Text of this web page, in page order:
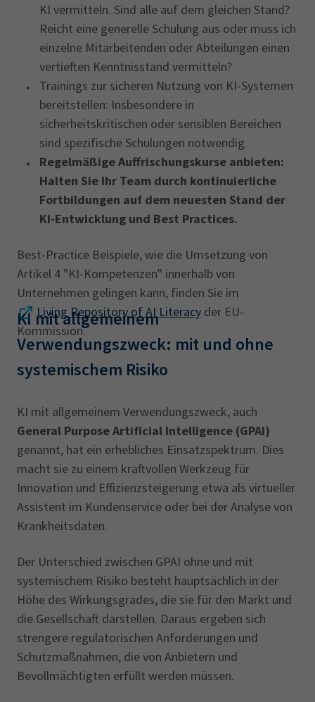
KI vermitteln. Sind alle auf dem gleichen Stand?
Reicht eine generelle Schulung aus oder muss ich
einzelne Mitarbeitenden oder Abteilungen einen
vertieften Kenntnisstand vermitteln?
Trainings zur sicheren Nutzung von KI-Systemen
bereitstellen: Insbesondere in
sicherheitskritischen oder sensiblen Bereichen
sind spezifische Schulungen notwendig.
Regelmäßige Auffrischungskurse anbieten:
Halten Sie Ihr Team durch kontinuierliche
Fortbildungen auf dem neuesten Stand der
KI-Entwicklung und Best Practices.
Best-Practice Beispiele, wie die Umsetzung von
Artikel 4 "KI-Kompetenzen" innerhalb von
Unternehmen gelingen kann, finden Sie im
Living Repository of AI Literacy der EU-
Kommission.
KI mit allgemeinem
Verwendungszweck: mit und ohne
systemischem Risiko
KI mit allgemeinem Verwendungszweck, auch
General Purpose Artificial Intelligence (GPAI)
genannt, hat ein erhebliches Einsatzspektrum. Dies
macht sie zu einem kraftvollen Werkzeug für
Innovation und Effizienzsteigerung etwa als virtueller
Assistent im Kundenservice oder bei der Analyse von
Krankheitsdaten.
Der Unterschied zwischen GPAI ohne und mit
systemischem Risiko besteht hauptsächlich in der
Höhe des Wirkungsgrades, die sie für den Markt und
die Gesellschaft darstellen. Daraus ergeben sich
strengere regulatorischen Anforderungen und
Schutzmaßnahmen, die von Anbietern und
Bevollmächtigten erfüllt werden müssen.